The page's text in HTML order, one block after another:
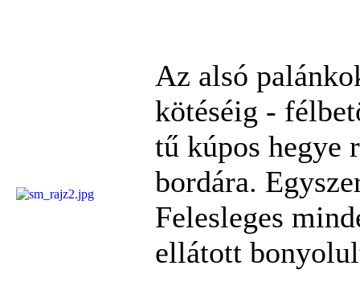
Az alsó
kötéséig -
tű kúpos hegye
bordára.
Felesleges
ellátott